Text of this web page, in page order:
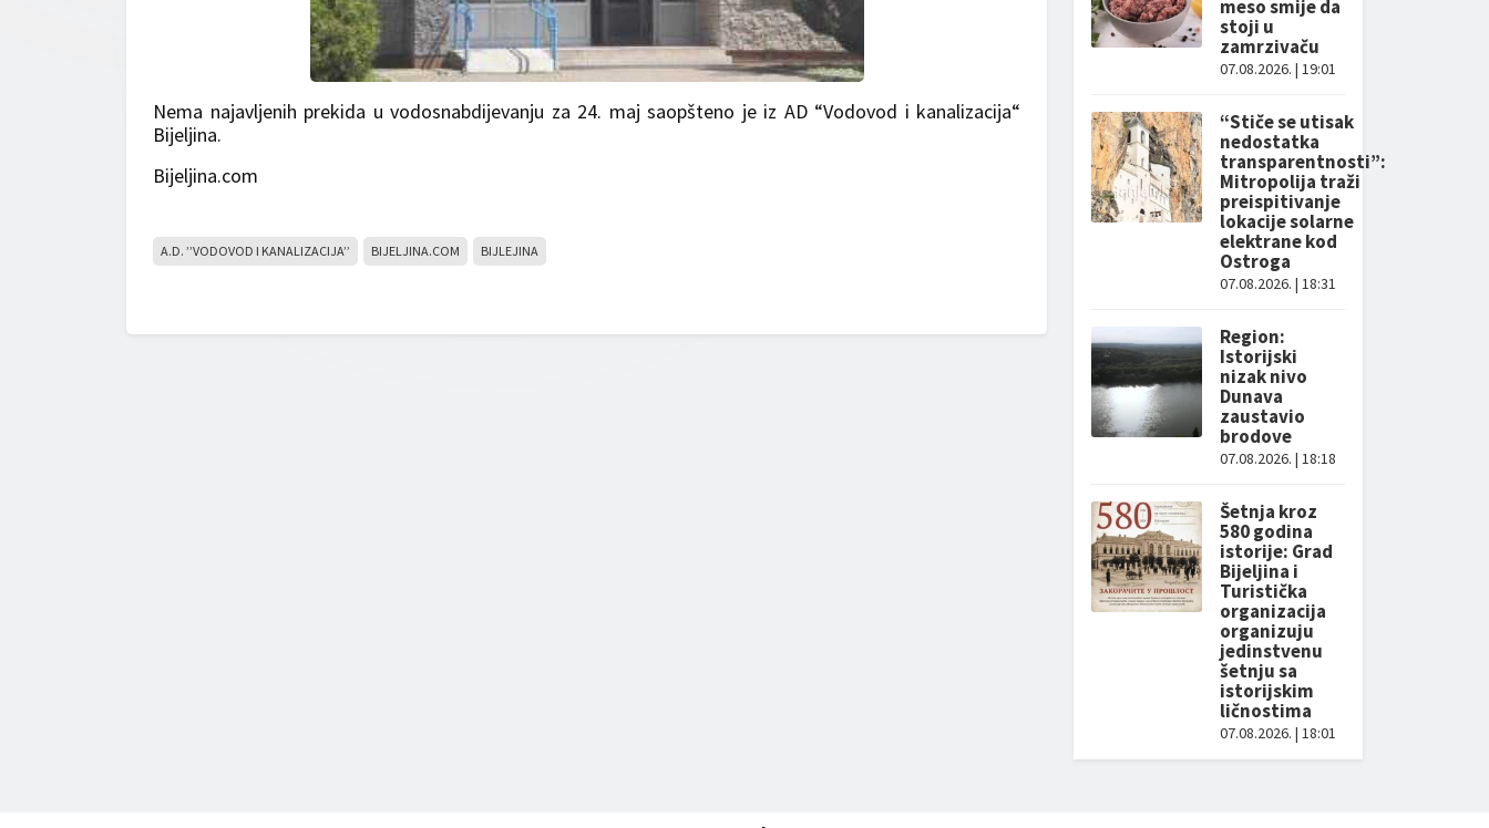
Nema najavljenih prekida u vodosnabdijevanju za 24. maj saopšteno je iz AD “Vodovod i kanalizacija“
Bijeljina.
Bijeljina.com
A.D. ’’VODOVOD I KANALIZACIJA’’ BIJELJINA.COM BIJLEJINA
meso smije da
stoji u
zamrzivaču
07.08.2026. | 19:01
“Stiče se utisak
nedostatka
transparentnosti”:
Mitropolija traži
preispitivanje
lokacije solarne
elektrane kod
Ostroga
07.08.2026. | 18:31
Region:
Istorijski
nizak nivo
Dunava
zaustavio
brodove
07.08.2026. | 18:18
Šetnja kroz
580 godina
istorije: Grad
Bijeljina i
Turistička
organizacija
organizuju
jedinstvenu
šetnju sa
istorijskim
ličnostima
07.08.2026. | 18:01